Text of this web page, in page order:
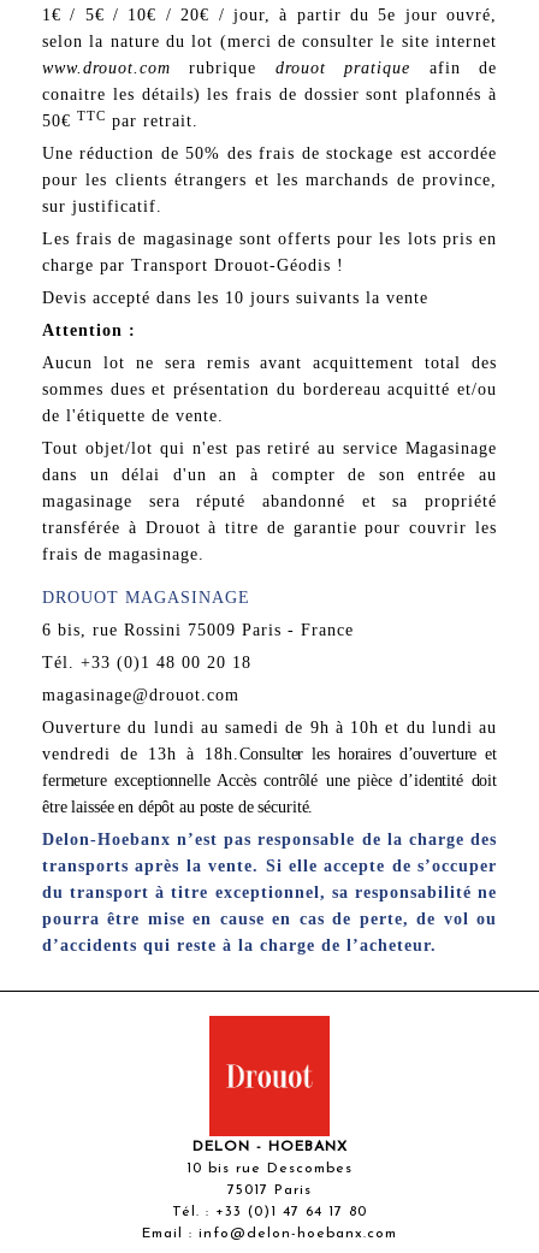
1€ / 5€ / 10€ / 20€ / jour, à partir du 5e jour ouvré,
selon la nature du lot (merci de consulter le site internet
www.drouot.com rubrique drouot pratique afin de
conaitre les détails) les frais de dossier sont plafonnés à
50€ TTC par retrait.
Une réduction de 50% des frais de stockage est accordée
pour les clients étrangers et les marchands de province,
sur justificatif.
Les frais de magasinage sont offerts pour les lots pris en
charge par Transport Drouot-Géodis !
Devis accepté dans les 10 jours suivants la vente
Attention :
Aucun lot ne sera remis avant acquittement total des
sommes dues et présentation du bordereau acquitté et/ou
de l'étiquette de vente.
Tout objet/lot qui n'est pas retiré au service Magasinage
dans un délai d'un an à compter de son entrée au
magasinage sera réputé abandonné et sa propriété
transférée à Drouot à titre de garantie pour couvrir les
frais de magasinage.
DROUOT MAGASINAGE
6 bis, rue Rossini 75009 Paris - France
Tél. +33 (0)1 48 00 20 18
magasinage@drouot.com
Ouverture du lundi au samedi de 9h à 10h et du lundi au
vendredi de 13h à 18h.Consulter les horaires d’ouverture et
fermeture exceptionnelle Accès contrôlé une pièce d’identité doit
être laissée en dépôt au poste de sécurité.
Delon-Hoebanx n’est pas responsable de la charge des
transports après la vente. Si elle accepte de s’occuper
du transport à titre exceptionnel, sa responsabilité ne
pourra être mise en cause en cas de perte, de vol ou
d’accidents qui reste à la charge de l’acheteur.
DELON - HOEBANX
10 bis rue Descombes
75017 Paris
Tél. : +33 (0)1 47 64 17 80
Email : info@delon-hoebanx.com